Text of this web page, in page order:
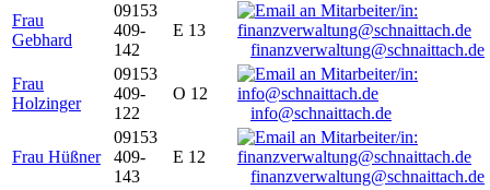
Frau
Gebhard
09153
409-
142
E 13
finanzverwaltung@schnaittach.de
Frau
Holzinger
09153
409-
122
O 12
info@schnaittach.de
Frau Hüßner
09153
409-
143
E 12
finanzverwaltung@schnaittach.de